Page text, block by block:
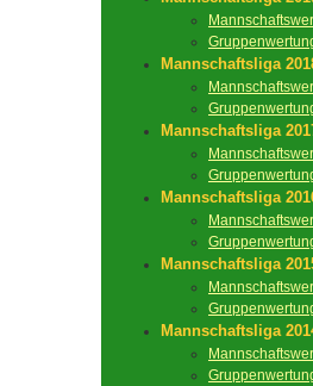
Mannschaftsliga
Mannschaftsliga
Mannschaftsliga
Mannschaftsliga
Mannschaftsliga